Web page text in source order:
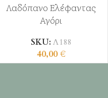
Λαδόπανο Ελέφαντας
Αγόρι
SKU: Λ188
40,00€